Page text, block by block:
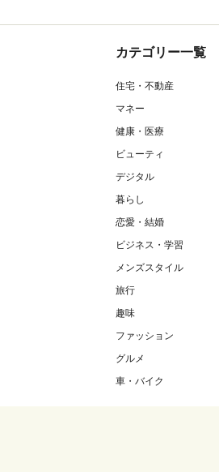
カテゴリー一覧
住宅・不動産
マネー
健康・医療
ビューティ
デジタル
暮らし
恋愛・結婚
ビジネス・学習
メンズスタイル
旅行
趣味
ファッション
グルメ
車・バイク